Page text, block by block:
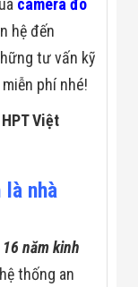
hệ đến
tư vấn kỹ
phí nhé!
HPT Việt
nhà
16 năm kinh
thống an